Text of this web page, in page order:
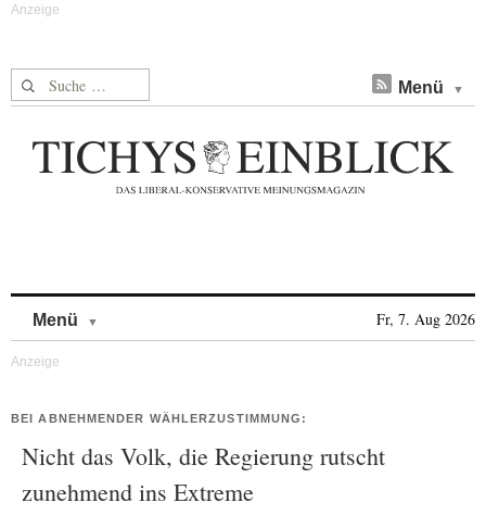
Suche nach: Menü
Menü Fr, 7. Aug 2026
BEI ABNEHMENDER WÄHLERZUSTIMMUNG:
Nicht das Volk, die Regierung rutscht
zunehmend ins Extreme